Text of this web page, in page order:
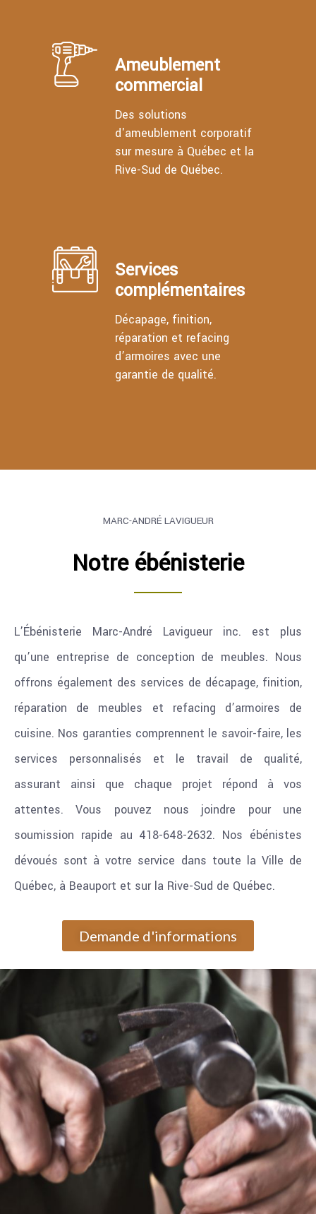
Ameublement
commercial
Des solutions
d'ameublement corporatif
sur mesure à Québec et la
Rive-Sud de Québec.
Services
complémentaires
Décapage, finition,
réparation et refacing
d’armoires avec une
garantie de qualité.
MARC-ANDRÉ LAVIGUEUR
Notre ébénisterie
L’Ébénisterie Marc-André Lavigueur inc. est plus
qu’une entreprise de conception de meubles. Nous
offrons également des services de décapage, finition,
réparation de meubles et refacing d’armoires de
cuisine. Nos garanties comprennent le savoir-faire, les
services personnalisés et le travail de qualité,
assurant ainsi que chaque projet répond à vos
attentes. Vous pouvez nous joindre pour une
soumission rapide au 418-648-2632. Nos ébénistes
dévoués sont à votre service dans toute la Ville de
Québec, à Beauport et sur la Rive-Sud de Québec.
Demande d'informations